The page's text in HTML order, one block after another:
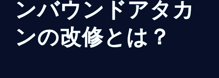
ンバウンドアタカ
ンの改修とは？